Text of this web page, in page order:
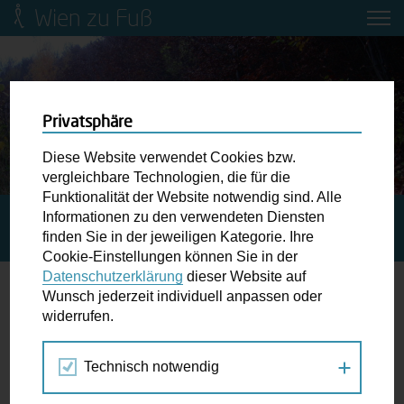
Wien zu Fuß
Mobilitätsbildung für Kinder und
Jugendliche
Ringstraße-Neugestaltung
Wiener Fußwegekarte
Newsletter abonnieren
Wunschbox
der Ampel ...
STARTSEITE BLOG
LORIS LIEBT DIE VIELSEITIGKEIT
AM GEHEN
Loris liebt die Vielseitigkeit am Gehen
12.11.2020
Blog
Portrait
Wien zu Fuß
dwadmin
Privatsphäre
Diese Website verwendet Cookies bzw.
vergleichbare Technologien, die für die
Funktionalität der Website notwendig sind. Alle
Informationen zu den verwendeten Diensten
finden Sie in der jeweiligen Kategorie. Ihre
Cookie-Einstellungen können Sie in der
Datenschutzerklärung dieser Website auf
Wunsch jederzeit individuell anpassen oder
widerrufen.
Technisch notwendig